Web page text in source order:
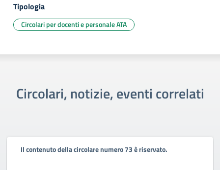
Tipologia
Circolari per docenti e personale ATA
Circolari, notizie, eventi correlati
Il contenuto della circolare numero 73 è riservato.